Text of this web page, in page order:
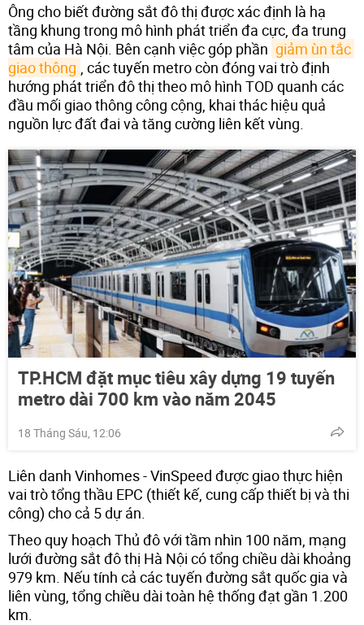
Ông cho biết đường sắt đô thị được xác định là hạ
tầng khung trong mô hình phát triển đa cực, đa trung
tâm của Hà Nội. Bên cạnh việc góp phần giảm ùn tắc
giao thông , các tuyến metro còn đóng vai trò định
hướng phát triển đô thị theo mô hình TOD quanh các
đầu mối giao thông công cộng, khai thác hiệu quả
nguồn lực đất đai và tăng cường liên kết vùng.
TP.HCM đặt mục tiêu xây dựng 19 tuyến
metro dài 700 km vào năm 2045
18 Tháng Sáu, 12:06
Liên danh Vinhomes - VinSpeed được giao thực hiện
vai trò tổng thầu EPC (thiết kế, cung cấp thiết bị và thi
công) cho cả 5 dự án.
Theo quy hoạch Thủ đô với tầm nhìn 100 năm, mạng
lưới đường sắt đô thị Hà Nội có tổng chiều dài khoảng
979 km. Nếu tính cả các tuyến đường sắt quốc gia và
liên vùng, tổng chiều dài toàn hệ thống đạt gần 1.200
km.